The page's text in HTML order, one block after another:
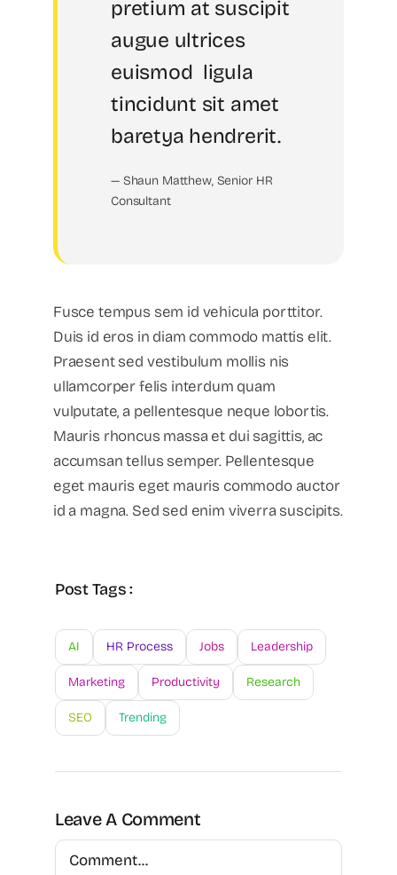
pretium at suscipit
augue ultrices
euismod ligula
tincidunt sit amet
baretya hendrerit.
— Shaun Matthew, Senior HR
Consultant
Fusce tempus sem id vehicula porttitor.
Duis id eros in diam commodo mattis elit.
Praesent sed vestibulum mollis nis
ullamcorper felis interdum quam
vulputate, a pellentesque neque lobortis.
Mauris rhoncus massa et dui sagittis, ac
accumsan tellus semper. Pellentesque
eget mauris eget mauris commodo auctor
id a magna. Sed sed enim viverra suscipits.
Post Tags :
AI HR Process Jobs Leadership
Marketing Productivity Research
SEO Trending
Leave A Comment
Comment